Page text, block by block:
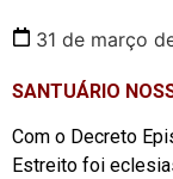
31 de março
SANTUÁRIO
Com o Decreto
Estreito foi